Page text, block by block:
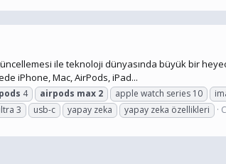
ile teknoloji dünyasında büyük bir
iPhone, Mac, AirPods, iPad...
4 airpods max 2 apple watch series 10
3 usb-c yapay zeka yapay zeka özellikleri